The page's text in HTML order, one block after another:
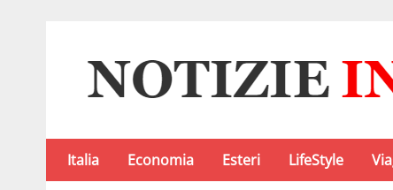
Italia Economia Esteri LifeStyle